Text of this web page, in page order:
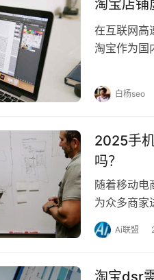
淘宝店铺
在互联网高
淘宝作为国
白杨seo
2025手
吗？
随着移动电
为众多商家
的详细指南
Ai联盟
淘宝dsr